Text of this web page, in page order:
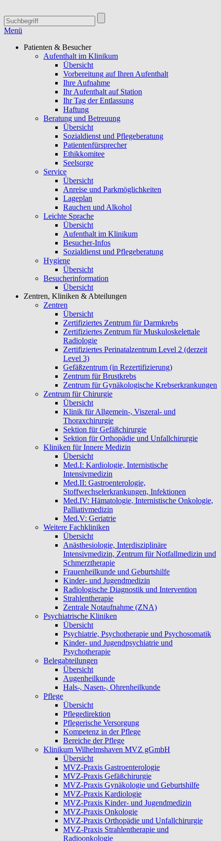
Menü
Patienten & Besucher
Aufenthalt im Klinikum
Übersicht
Vorbereitung auf Ihren Aufenthalt
Ihre Aufnahme
Ihr Aufenthalt auf Station
Ihr Tag der Entlassung
Haftung
Beratung und Betreuung
Übersicht
Sozialdienst und Pflegeberatung
Patientenfürsprecher
Ethikkomitee
Seelsorge
Service
Übersicht
Anreise und Parkmöglichkeiten
Lageplan
Rauchen und Alkohol
Leichte Sprache
Übersicht
Aufenthalt im Klinikum
Besucher-Infos
Sozialdienst und Pflegeberatung
Hygiene
Übersicht
Besucherinformation
Übersicht
Zentren, Kliniken & Abteilungen
Zentren
Übersicht
Zertifiziertes Zentrum für Darmkrebs
Zertifiziertes Zentrum für Muskuloskelettale
Radiologie
Zertifiziertes Perinatalzentrum Level 2 (derzeit
Level 3)
Gefäßzentrum (in Rezertifizierung)
Zentrum für Brustkrebs
Zentrum für Gynäkologische Krebserkrankungen
Zentrum für Chirurgie
Übersicht
Klinik für Allgemein-, Viszeral- und
Thoraxchirurgie
Sektion für Gefäßchirurgie
Sektion für Orthopädie und Unfallchirurgie
Kliniken für Innere Medizin
Übersicht
Med.I: Kardiologie, Internistische
Intensivmedizin
Med.II: Gastroenterologie,
Stoffwechselerkrankungen, Infektionen
Med.IV: Hämatologie, Internistische Onkologie,
Palliativmedizin
Med.V: Geriatrie
Weitere Fachkliniken
Übersicht
Anästhesiologie, Interdisziplinäre
Intensivmedizin, Zentrum für Notfallmedizin und
Schmerztherapie
Frauenheilkunde und Geburtshilfe
Kinder- und Jugendmedizin
Radiologische Diagnostik und Intervention
Strahlentherapie
Zentrale Notaufnahme (ZNA)
Psychiatrische Kliniken
Übersicht
Psychiatrie, Psychotherapie und Psychosomatik
Kinder- und Jugendpsychiatrie und
Psychotherapie
Belegabteilungen
Übersicht
Augenheilkunde
Hals-, Nasen-, Ohrenheilkunde
Pflege
Übersicht
Pflegedirektion
Pflegerische Versorgung
Kompetenz in der Pflege
Bereiche der Pflege
Klinikum Wilhelmshaven MVZ gGmbH
Übersicht
MVZ-Praxis Gastroenterologie
MVZ-Praxis Gefäßchirurgie
MVZ-Praxis Gynäkologie und Geburtshilfe
MVZ-Praxis Kardiologie
MVZ-Praxis Kinder- und Jugendmedizin
MVZ-Praxis Onkologie
MVZ-Praxis Orthopädie und Unfallchirurgie
MVZ-Praxis Strahlentherapie und
Radioonkologie